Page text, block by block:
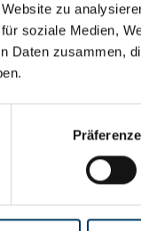
zu
soziale Medien,
Daten zusammen,
fern